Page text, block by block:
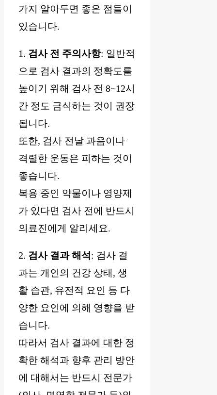
가지 알아두면 좋은 점들이
있습니다.
1. 검사 전 주의사항: 일반적
으로 검사 결과의 정확도를
높이기 위해 검사 전 8~12시
간 정도 금식하는 것이 권장
됩니다.
또한, 검사 전날 과음이나
격렬한 운동은 피하는 것이
좋습니다.
복용 중인 약물이나 영양제
가 있다면 검사 전에 반드시
의료진에게 알리세요.
2. 검사 결과 해석: 검사 결
과는 개인의 건강 상태, 생
활 습관, 유전적 요인 등 다
양한 요인에 의해 영향을 받
습니다.
따라서 검사 결과에 대한 정
확한 해석과 향후 관리 방안
에 대해서는 반드시 전문가